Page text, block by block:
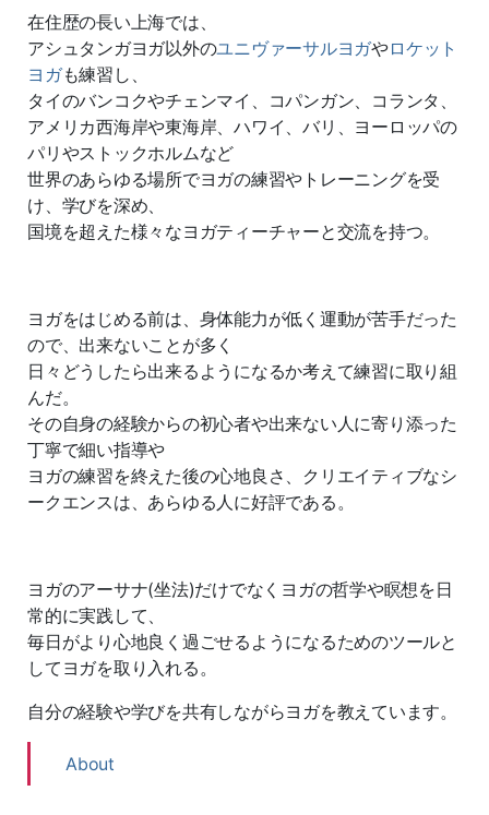
在住歴の長い上海では、
アシュタンガヨガ以外のユニヴァーサルヨガやロケット
ヨガも練習し、
タイのバンコクやチェンマイ、コパンガン、コランタ、
アメリカ西海岸や東海岸、ハワイ、バリ、ヨーロッパの
パリやストックホルムなど
世界のあらゆる場所でヨガの練習やトレーニングを受
け、学びを深め、
国境を超えた様々なヨガティーチャーと交流を持つ。
ヨガをはじめる前は、身体能力が低く運動が苦手だった
ので、出来ないことが多く
日々どうしたら出来るようになるか考えて練習に取り組
んだ。
その自身の経験からの初心者や出来ない人に寄り添った
丁寧で細い指導や
ヨガの練習を終えた後の心地良さ、クリエイティブなシ
ークエンスは、あらゆる人に好評である。
ヨガのアーサナ(坐法)だけでなくヨガの哲学や瞑想を日
常的に実践して、
毎日がより心地良く過ごせるようになるためのツールと
してヨガを取り入れる。
自分の経験や学びを共有しながらヨガを教えています。
About